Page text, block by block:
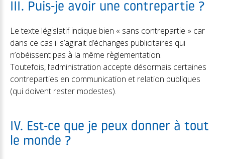
III. Puis-je avoir une contrepartie ?
Le texte législatif indique bien « sans contrepartie » car
dans ce cas il s’agirait d’échanges publicitaires qui
n’obéissent pas à la même règlementation.
Toutefois, l’administration accepte désormais certaines
contreparties en communication et relation publiques
(qui doivent rester modestes).
IV. Est-ce que je peux donner à tout
le monde ?